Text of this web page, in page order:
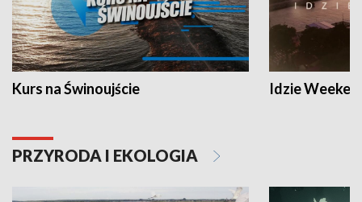
Kurs na Świnoujście Idzie
PRZYRODA I EKOLOGIA